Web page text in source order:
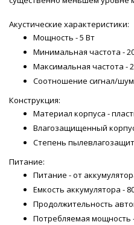
Акустические характеристики:
Мощность - 5 Вт
Минимальная частота -
Максимальная частота -
Соотношение сигнал/шум
Конструкция:
Материал корпуса -
Влагозащищенный
Степень
Питание:
Питание - от
Емкость аккумулятора -
Продолжительность
Потребляемая мощность